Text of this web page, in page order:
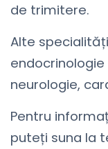
de trimitere.
Alte
neurologie,
Pentru
puteți suna la